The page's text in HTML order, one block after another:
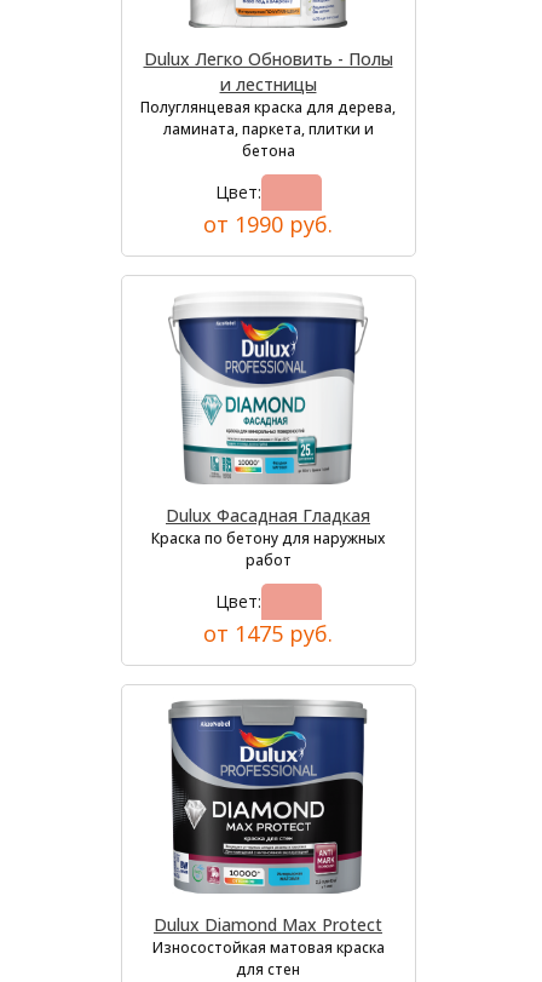
Dulux Легко Обновить - Полы
и лестницы
Полуглянцевая краска для дерева,
ламината, паркета, плитки и
бетона
Цвет:
от 1990 руб.
Dulux Фасадная Гладкая
Краска по бетону для наружных
работ
Цвет:
от 1475 руб.
Dulux Diamond Max Protect
Износостойкая матовая краска
для стен